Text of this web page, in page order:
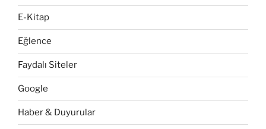
E-Kitap
Eğlence
Faydalı Siteler
Google
Haber & Duyurular